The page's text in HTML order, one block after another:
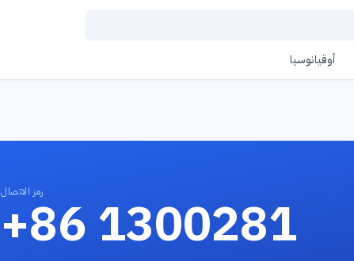
أوقيانوسيا
رمز الاتصال
+86 1300281